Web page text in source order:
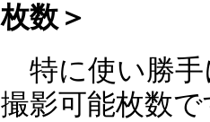
枚数＞
特に使い勝手
撮影可能枚数